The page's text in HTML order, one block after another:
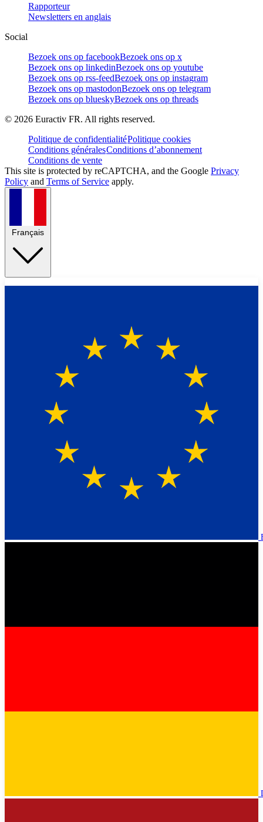
Rapporteur
Newsletters en anglais
Social
Bezoek ons op facebookBezoek ons op x
Bezoek ons op linkedinBezoek ons op youtube
Bezoek ons op rss-feedBezoek ons op instagram
Bezoek ons op mastodonBezoek ons op telegram
Bezoek ons op blueskyBezoek ons op threads
© 2026 Euractiv FR. All rights reserved.
Politique de confidentialitéPolitique cookies
Conditions généralesConditions d’abonnement
Conditions de vente
This site is protected by reCAPTCHA, and the Google Privacy
Policy and Terms of Service apply.
Français